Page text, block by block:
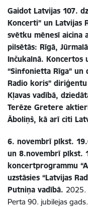
Gaidot Latvijas 107.
Koncerti” un Latvijas
svētku mēnesī aicina
pilsētās: Rīgā,
Inčukalnā. Koncertos
“Sinfonietta Rīga” un
Radio koris”
Kļavas vadībā,
Terēze Gretere
Āboliņš, kā arī citi
6. novembrī plkst.
un 8.novembrī plkst.
koncertprogrammu
uzstāsies “Latvijas
Putniņa vadībā. 2025.
Perta 90. jubilejas